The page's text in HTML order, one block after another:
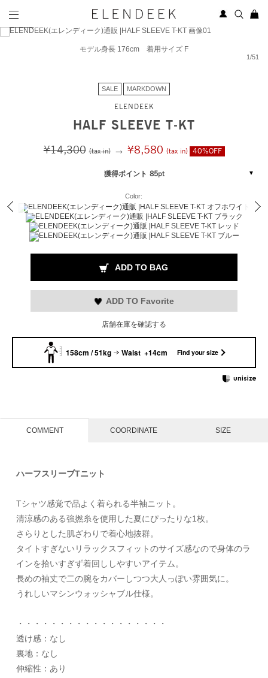
1/51
モデル身長 176cm 着用サイズ F
SALE MARKDOWN
ELENDEEK
HALF SLEEVE T-KT
¥14,300 (tax in)→ ¥8,580 (tax in) 40%OFF
獲得ポイント 85pt
Color:
ADD TO BAG
ADD TO Favorite
店舗在庫を確認する
158cm / 51kg Waist +14cm Find your size
COMMENT COORDINATE SIZE
ハーフスリーブTニット
Tシャツ感覚で品よく着られる半袖ニット。
清涼感のある強撚糸を使用した夏にぴったりな1枚。
さらりとした肌ざわりで着心地抜群。
タイトすぎないリラックスフィットのサイズ感なので身体のラ
インを拾いすぎず着回ししやすいアイテム。
長めの袖丈で二の腕をカバーしつつ大人っぽい雰囲気に。
うれしいマシンウォッシャブル仕様。
・・・・・・・・・・・・・・・・・・
透け感：なし
裏地：なし
伸縮性：あり